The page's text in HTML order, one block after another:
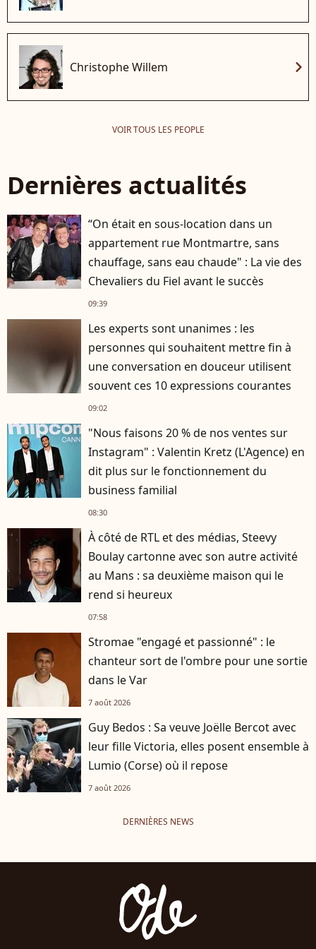
Christophe Willem chevron_right
VOIR TOUS LES PEOPLE
Dernières actualités
“On était en sous-location dans un
appartement rue Montmartre, sans
chauffage, sans eau chaude" : La vie des
Chevaliers du Fiel avant le succès
09:39
Les experts sont unanimes : les
personnes qui souhaitent mettre fin à
une conversation en douceur utilisent
souvent ces 10 expressions courantes
09:02
"Nous faisons 20 % de nos ventes sur
Instagram" : Valentin Kretz (L'Agence) en
dit plus sur le fonctionnement du
business familial
08:30
À côté de RTL et des médias, Steevy
Boulay cartonne avec son autre activité
au Mans : sa deuxième maison qui le
rend si heureux
07:58
Stromae "engagé et passionné" : le
chanteur sort de l'ombre pour une sortie
dans le Var
7 août 2026
Guy Bedos : Sa veuve Joëlle Bercot avec
leur fille Victoria, elles posent ensemble à
Lumio (Corse) où il repose
7 août 2026
DERNIÈRES NEWS